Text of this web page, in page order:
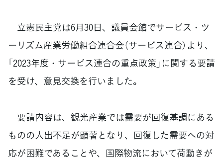
立憲民主党は6月30日、議員会館でサービス・ツ
ーリズム産業労働組合連合会（サービス連合）より、
「2023年度・サービス連合の重点政策」に関する要請
を受け、意見交換を行いました。
要請内容は、観光産業では需要が回復基調にある
ものの人出不足が顕著となり、回復した需要への対
応が困難であることや、国際物流において荷動きが